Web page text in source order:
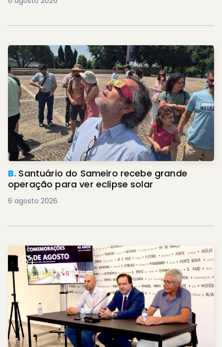
B. Santuário do Sameiro recebe grande
operação para ver eclipse solar
6 agosto 2026